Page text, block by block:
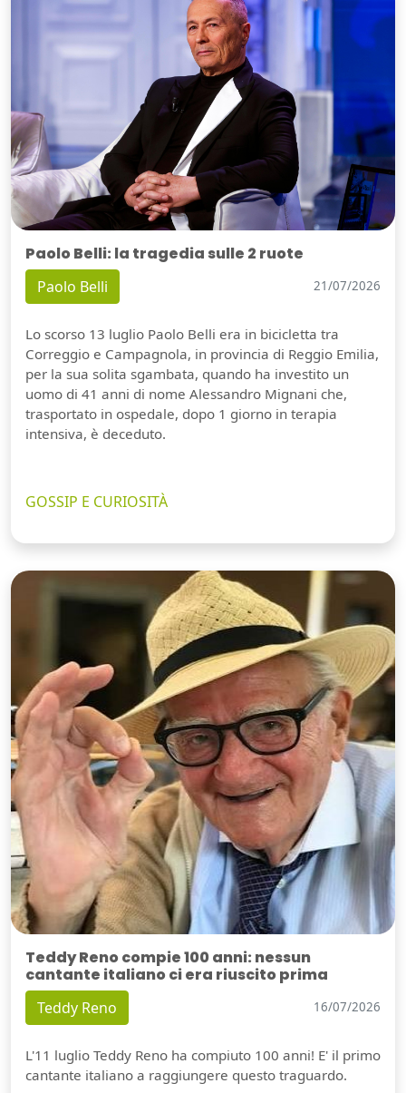
Paolo Belli: la tragedia sulle 2 ruote
Paolo Belli 21/07/2026
Lo scorso 13 luglio Paolo Belli era in bicicletta tra
Correggio e Campagnola, in provincia di Reggio Emilia,
per la sua solita sgambata, quando ha investito un
uomo di 41 anni di nome Alessandro Mignani che,
trasportato in ospedale, dopo 1 giorno in terapia
intensiva, è deceduto.
GOSSIP E CURIOSITÀ
Teddy Reno compie 100 anni: nessun
cantante italiano ci era riuscito prima
Teddy Reno 16/07/2026
L'11 luglio Teddy Reno ha compiuto 100 anni! E' il primo
cantante italiano a raggiungere questo traguardo.